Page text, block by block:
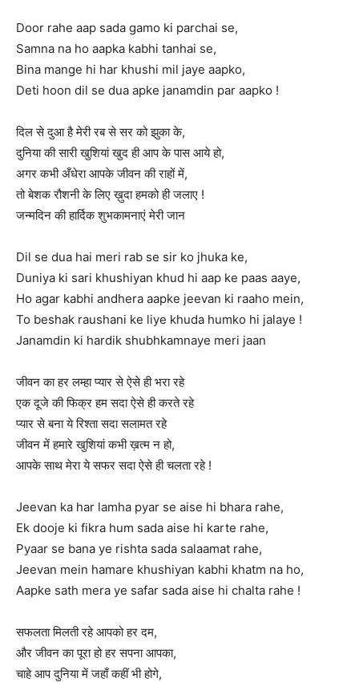
Door rahe aap sada gamo ki parchai se,
Samna na ho aapka kabhi tanhai se,
Bina mange hi har khushi mil jaye aapko,
Deti hoon dil se dua apke janamdin par aapko !
दिल से दुआ है मेरी रब से सर को झुका के,
दुनिया की सारी खुशियां खुद ही आप के पास आये हो,
अगर कभी अँधेरा आपके जीवन की राहों में,
तो बेशक रौशनी के लिए ख़ुदा हमको ही जलाए !
जन्मदिन की हार्दिक शुभकामनाएं मेरी जान
Dil se dua hai meri rab se sir ko jhuka ke,
Duniya ki sari khushiyan khud hi aap ke paas aaye,
Ho agar kabhi andhera aapke jeevan ki raaho mein,
To beshak raushani ke liye khuda humko hi jalaye !
Janamdin ki hardik shubhkamnaye meri jaan
जीवन का हर लम्हा प्यार से ऐसे ही भरा रहे
एक दूजे की फिक्र हम सदा ऐसे ही करते रहे
प्यार से बना ये रिश्ता सदा सलामत रहे
जीवन में हमारे खुशियां कभी ख़त्म न हो,
आपके साथ मेरा ये सफर सदा ऐसे ही चलता रहे !
Jeevan ka har lamha pyar se aise hi bhara rahe,
Ek dooje ki fikra hum sada aise hi karte rahe,
Pyaar se bana ye rishta sada salaamat rahe,
Jeevan mein hamare khushiyan kabhi khatm na ho,
Aapke sath mera ye safar sada aise hi chalta rahe !
सफलता मिलती रहे आपको हर दम,
और जीवन का पूरा हो हर सपना आपका,
चाहे आप दुनिया में जहाँ कहीं भी होगे,